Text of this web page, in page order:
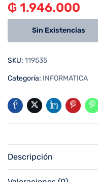
₲ 1.946.000
Sin Existencias
SKU: 119535
Categoría: INFORMATICA
Descripción